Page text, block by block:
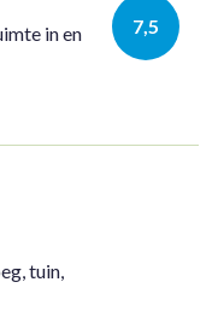
7,5
in en
tuin,